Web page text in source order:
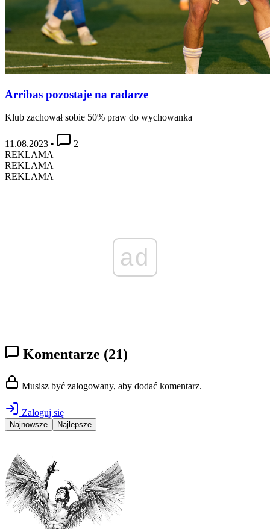
Arribas pozostaje na radarze
Klub zachował sobie 50% praw do wychowanka
11.08.2023 •
2
REKLAMA
REKLAMA
REKLAMA
ad
Komentarze (21)
Musisz być zalogowany, aby dodać komentarz.
Zaloguj się
Najnowsze Najlepsze